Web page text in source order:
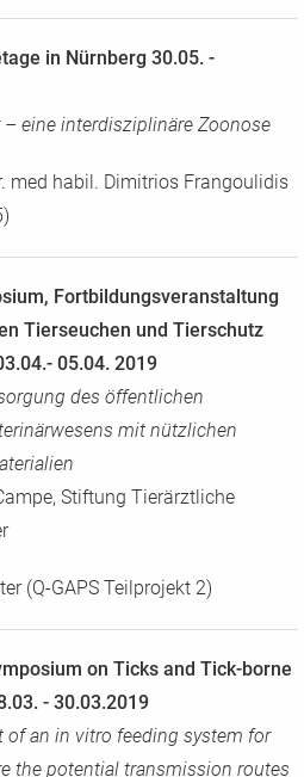
in Nürnberg 30.05. -
– eine interdisziplinäre Zoonose
med habil. Dimitrios Frangoulidis
Fortbildungsveranstaltung
Tierseuchen und Tierschutz
05.04. 2019
des öffentlichen
mit nützlichen
Stiftung Tierärztliche
(Q-GAPS Teilprojekt 2)
on Ticks and Tick-borne
- 30.03.2019
of an in vitro feeding system for
the potential transmission routes